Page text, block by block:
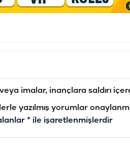
imalar, inançlara saldırı
yazılmış yorumlar
* ile işaretlenmişlerdir